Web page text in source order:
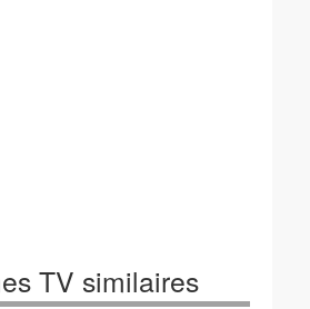
TV similaires